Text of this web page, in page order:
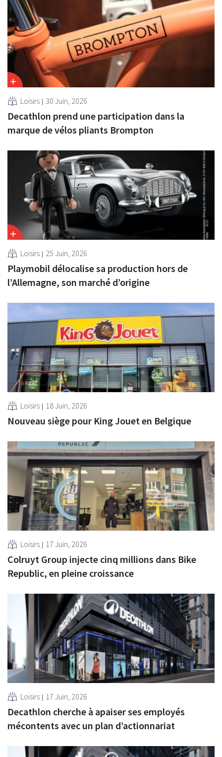
Loisirs 30 Juin, 2026
Decathlon prend une participation dans la
marque de vélos pliants Brompton
Loisirs 25 Juin, 2026
Playmobil délocalise sa production hors de
l’Allemagne, son marché d’origine
Loisirs 18 Juin, 2026
Nouveau siège pour King Jouet en Belgique
Loisirs 17 Juin, 2026
Colruyt Group injecte cinq millions dans Bike
Republic, en pleine croissance
Loisirs 17 Juin, 2026
Decathlon cherche à apaiser ses employés
mécontents avec un plan d’actionnariat